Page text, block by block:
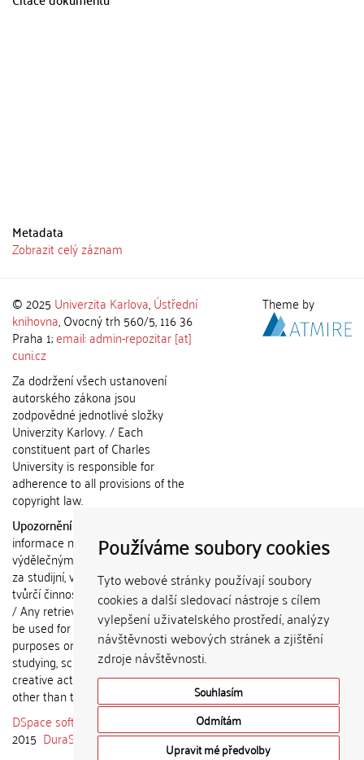
Používáme soubory cookies
Tyto webové stránky používají soubory
cookies a další sledovací nástroje s cílem
vylepšení uživatelského prostředí, analýzy
návštěvnosti webových stránek a zjištění
zdroje návštěvnosti.
Souhlasím
Odmítám
Upravit mé předvolby
Metadata
Zobrazit celý záznam
© 2025 Univerzita Karlova,Ústřední
knihovna, Ovocný trh 560/5, 116 36
Praha 1;email: admin-repozitar [at]
cuni.cz
Za dodržení všech ustanovení
autorského zákona jsou
zodpovědné jednotlivé složky
Univerzity Karlovy. / Each
constituent part of Charles
University is responsible for
adherence to all provisions of the
copyright law.
Upozornění / Notice:
informace nemohou být použity k
výdělečným účelům nebo vydávány
za studijní, vědeckou nebo jinou
tvůrčí činnost jiné osoby než autora.
/ Any retrieved information shall not
be used for any commercial
purposes or claimed as results of
studying, scientific or any other
creative activities of any person
other than the author.
DSpace software
copyright © 2002-
2015 DuraSpace
Theme by